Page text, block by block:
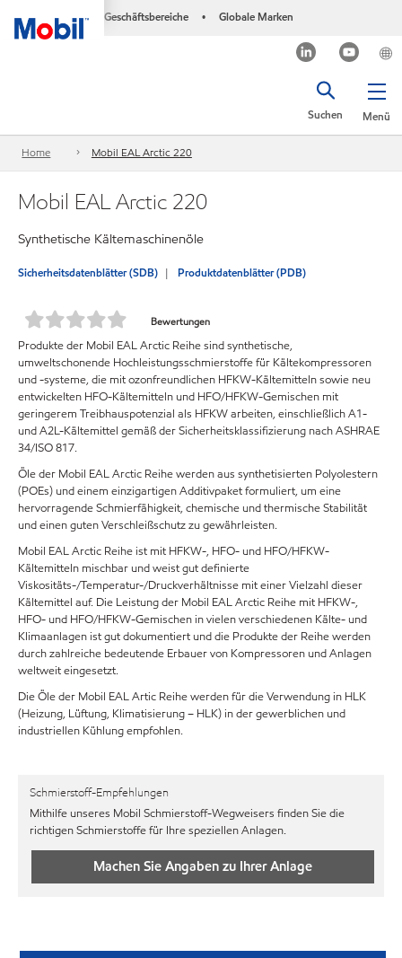
Geschäftsbereiche • Globale Marken
Menü
Suchen
Home Mobil EAL Arctic 220
Mobil EAL Arctic 220
Synthetische Kältemaschinenöle
Sicherheitsdatenblätter (SDB) Produktdatenblätter (PDB)
Bewertungen
Produkte der Mobil EAL Arctic Reihe sind synthetische,
umweltschonende Hochleistungsschmierstoffe für Kältekompressoren
und -systeme, die mit ozonfreundlichen HFKW-Kältemitteln sowie neu
entwickelten HFO-Kältemitteln und HFO/HFKW-Gemischen mit
geringerem Treibhauspotenzial als HFKW arbeiten, einschließlich A1-
und A2L-Kältemittel gemäß der Sicherheitsklassifizierung nach ASHRAE
34/ISO 817.
Öle der Mobil EAL Arctic Reihe werden aus synthetisierten Polyolestern
(POEs) und einem einzigartigen Additivpaket formuliert, um eine
hervorragende Schmierfähigkeit, chemische und thermische Stabilität
und einen guten Verschleißschutz zu gewährleisten.
Mobil EAL Arctic Reihe ist mit HFKW-, HFO- und HFO/HFKW-
Kältemitteln mischbar und weist gut definierte
Viskositäts-/Temperatur-/Druckverhältnisse mit einer Vielzahl dieser
Kältemittel auf. Die Leistung der Mobil EAL Arctic Reihe mit HFKW-,
HFO- und HFO/HFKW-Gemischen in vielen verschiedenen Kälte- und
Klimaanlagen ist gut dokumentiert und die Produkte der Reihe werden
durch zahlreiche bedeutende Erbauer von Kompressoren und Anlagen
weltweit eingesetzt.
Die Öle der Mobil EAL Artic Reihe werden für die Verwendung in HLK
(Heizung, Lüftung, Klimatisierung – HLK) in der gewerblichen und
industriellen Kühlung empfohlen.
Schmierstoff-Empfehlungen
Mithilfe unseres Mobil Schmierstoff-Wegweisers finden Sie die
richtigen Schmierstoffe für Ihre speziellen Anlagen.
Machen Sie Angaben zu Ihrer Anlage